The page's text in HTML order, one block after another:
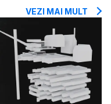
VEZI MAI MULT